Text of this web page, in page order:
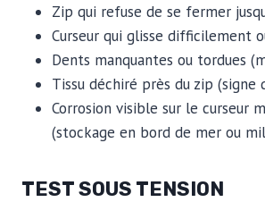
Zip qui refuse de se fermer
Curseur qui glisse difficilement
Dents manquantes ou tordues
Tissu déchiré près du zip (signe
Corrosion visible sur le curseur
(stockage en bord de mer ou
TEST SOUS TENSION